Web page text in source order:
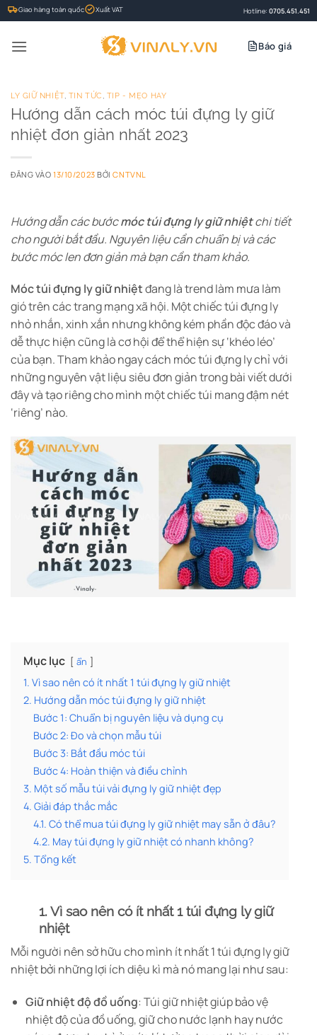
Bỏ
qua
nội
Giao hàng toàn quốc Xuất VAT Hotline: 0705.451.451
Báo giá
LY GIỮ NHIỆT, TIN TỨC , TIP - MẸO HAY
Hướng dẫn cách móc túi đựng ly giữ
nhiệt đơn giản nhất 2023
ĐĂNG VÀO13/10/2023 BỞICNTVNL
Hướng dẫn các bướcmóc túi đựng ly giữ nhiệtchi tiết
cho người bắt đầu. Nguyên liệu cần chuẩn bị và các
bước móc len đơn giản mà bạn cần tham khảo.
Móc túi đựng ly giữ nhiệtđang là trend làm mưa làm
gió trên các trang mạng xã hội. Một chiếc túi đựng ly
nhỏ nhắn, xinh xắn nhưng không kém phần độc đáo và
dễ thực hiện cũng là cơ hội để thể hiện sự ‘khéo léo’
của bạn. Tham khảo ngay cách móc túi đựng ly chỉ với
những nguyên vật liệu siêu đơn giản trong bài viết dưới
đây và tạo riêng cho mình một chiếc túi mang đậm nét
‘riêng’ nào.
Mục lục ẩn
1. Vì sao nên có ít nhất 1 túi đựng ly giữ nhiệt
2. Hướng dẫn móc túi đựng ly giữ nhiệt
Bước 1: Chuẩn bị nguyên liệu và dụng cụ
Bước 2: Đo và chọn mẫu túi
Bước 3: Bắt đầu móc túi
Bước 4: Hoàn thiện và điều chỉnh
3. Một số mẫu túi vải đựng ly giữ nhiệt đẹp
4. Giải đáp thắc mắc
4.1. Có thể mua túi đựng ly giữ nhiệt may sẵn ở đâu?
4.2. May túi đựng ly giữ nhiệt có nhanh không?
5. Tổng kết
1. Vì sao nên có ít nhất 1 túi đựng ly giữ
nhiệt
Mỗi người nên sở hữu cho mình ít nhất 1 túi đựng ly giữ
nhiệt bởi những lợi ích diệu kì mà nó mang lại như sau:
Giữ nhiệt độ đồ uống: Túi giữ nhiệt giúp bảo vệ
nhiệt độ của đồ uống, giữ cho nước lạnh hay nước